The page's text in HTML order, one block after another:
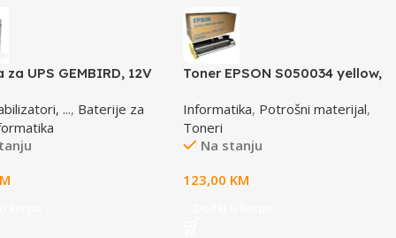
za UPS GEMBIRD, 12V
..., Baterije za
Toner EPSON S050034 yellow,
Informatika, Potrošni materijal,
Toneri
Na stanju
123,00 KM